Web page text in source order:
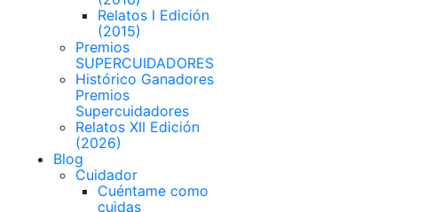
Relatos I Edición
(2015)
Premios
SUPERCUIDADORES
Histórico Ganadores
Premios
Supercuidadores
Relatos XII Edición
(2026)
Blog
Cuidador
Cuéntame como
cuidas